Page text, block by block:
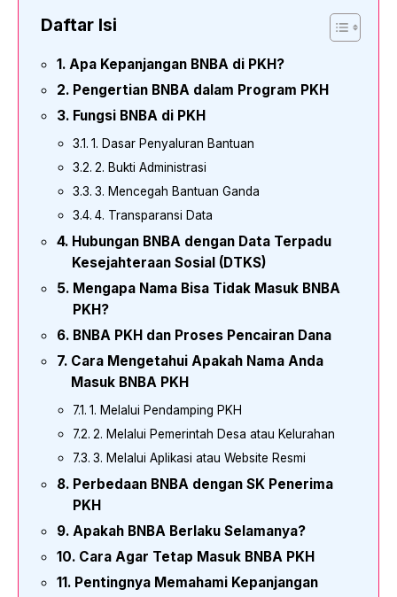
Daftar Isi
Apa Kepanjangan BNBA di PKH?
Pengertian BNBA dalam Program PKH
Fungsi BNBA di PKH
1. Dasar Penyaluran Bantuan
2. Bukti Administrasi
3. Mencegah Bantuan Ganda
4. Transparansi Data
Hubungan BNBA dengan Data Terpadu
Kesejahteraan Sosial (DTKS)
Mengapa Nama Bisa Tidak Masuk BNBA
PKH?
BNBA PKH dan Proses Pencairan Dana
Cara Mengetahui Apakah Nama Anda
Masuk BNBA PKH
1. Melalui Pendamping PKH
2. Melalui Pemerintah Desa atau Kelurahan
3. Melalui Aplikasi atau Website Resmi
Perbedaan BNBA dengan SK Penerima
PKH
Apakah BNBA Berlaku Selamanya?
Cara Agar Tetap Masuk BNBA PKH
Pentingnya Memahami Kepanjangan